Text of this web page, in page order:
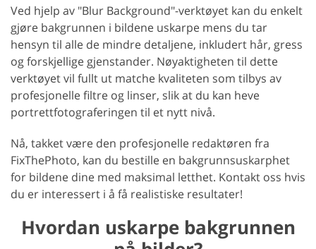
Ved hjelp av "Blur Background"-verktøyet kan du enkelt
gjøre bakgrunnen i bildene uskarpe mens du tar
hensyn til alle de mindre detaljene, inkludert hår, gress
og forskjellige gjenstander. Nøyaktigheten til dette
verktøyet vil fullt ut matche kvaliteten som tilbys av
profesjonelle filtre og linser, slik at du kan heve
portrettfotograferingen til et nytt nivå.
Nå, takket være den profesjonelle redaktøren fra
FixThePhoto, kan du bestille en bakgrunnsuskarphet
for bildene dine med maksimal letthet. Kontakt oss hvis
du er interessert i å få realistiske resultater!
Hvordan uskarpe bakgrunnen